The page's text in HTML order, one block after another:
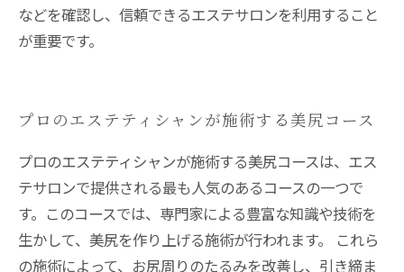
などを確認し、信頼できるエステサロンを利用すること
が重要です。
プロのエステティシャンが施術する美尻コース
プロのエステティシャンが施術する美尻コースは、エス
テサロンで提供される最も人気のあるコースの一つで
す。このコースでは、専門家による豊富な知識や技術を
生かして、美尻を作り上げる施術が行われます。 これら
の施術によって、お尻周りのたるみを改善し、引き締ま